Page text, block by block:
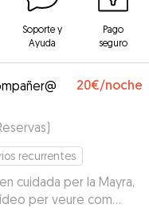
Soporte y
Ayuda
Pago
seguro
20€/noche
)
recurrentes
cuidada per la Mayra,
per veure com